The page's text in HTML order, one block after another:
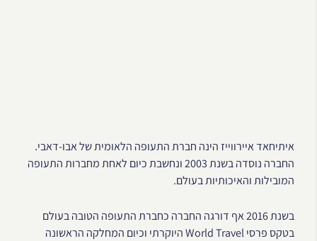
איתיחאד איירווייז הינה חברת התעופה הלאומית של אבו-דאבי.
החברה נוסדה בשנת 2003 ונחשבת כיום לאחת מחברות התעופה
המובילות והאיכותיות בעולם.
בשנת 2016 אף דורגה החברה כחברת התעופה הטובה בעולם
בטקס פרסי World Travel היוקרתי וכיום המחלקה הראשונה